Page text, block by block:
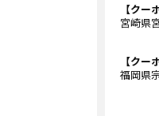
【ク
宮崎県
【ク
福岡県